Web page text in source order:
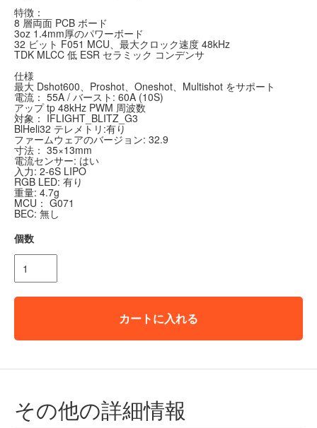
特徴：
8 層両面 PCB ボード
3oz 1.4mm厚のパワーボード
32 ビット F051 MCU、最大クロック速度 48kHz
TDK MLCC 低 ESR セラミック コンデンサ
仕様
最大 Dshot600、Proshot、Oneshot、Multishot をサポート
電流： 55A / バースト: 60A (10S)
アップ tp 48kHz PWM 周波数
対象： IFLIGHT_BLITZ_G3
BlHeli32 テレメトリ:有り
ファームウェアのバージョン: 32.9
寸法： 35×13mm
電流センサー: はい
入力: 2-6S LIPO
RGB LED: 有り
重量: 4.7g
MCU： G071
BEC: 無し
個数
カートに入れる
その他の詳細情報